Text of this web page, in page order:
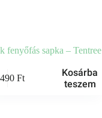
fenyőfás sapka – Tentree
Ft
Kosárba
teszem